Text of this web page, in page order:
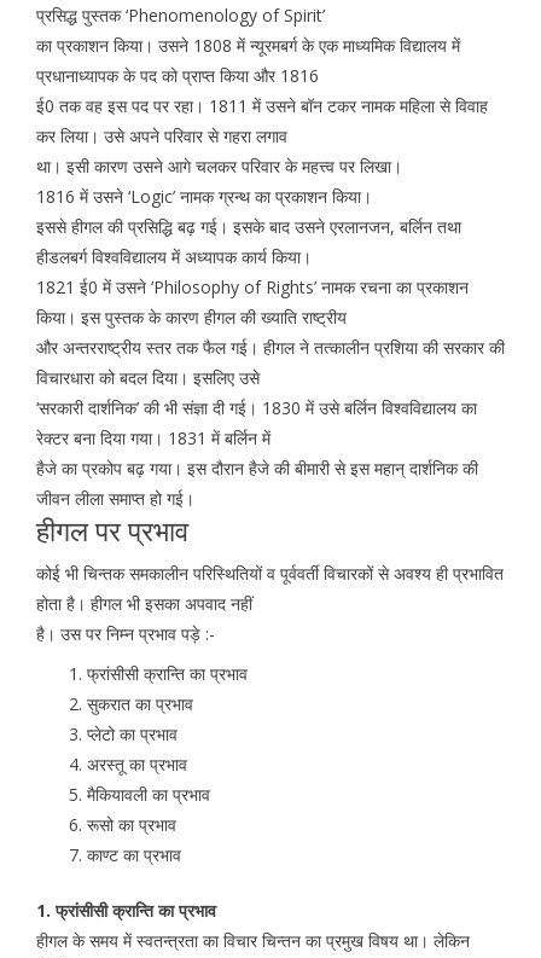
प्रसिद्ध पुस्तक ‘Phenomenology of Spirit’
का प्रकाशन किया। उसने 1808 में न्यूरमबर्ग के एक माध्यमिक विद्यालय में
प्रधानाध्यापक के पद को प्राप्त किया और 1816
ई0 तक वह इस पद पर रहा। 1811 में उसने बॉन टकर नामक महिला से विवाह
कर लिया। उसे अपने परिवार से गहरा लगाव
था। इसी कारण उसने आगे चलकर परिवार के महत्त्व पर लिखा।
1816 में उसने ‘Logic’ नामक ग्रन्थ का प्रकाशन किया।
इससे हीगल की प्रसिद्धि बढ़ गई। इसके बाद उसने एरलानजन, बर्लिन तथा
हीडलबर्ग विश्वविद्यालय में अध्यापक कार्य किया।
1821 ई0 में उसने ‘Philosophy of Rights’ नामक रचना का प्रकाशन
किया। इस पुस्तक के कारण हीगल की ख्याति राष्ट्रीय
और अन्तरराष्ट्रीय स्तर तक फैल गई। हीगल ने तत्कालीन प्रशिया की सरकार की
विचारधारा को बदल दिया। इसलिए उसे
‘सरकारी दार्शनिक’ की भी संज्ञा दी गई। 1830 में उसे बर्लिन विश्वविद्यालय का
रेक्टर बना दिया गया। 1831 में बर्लिन में
हैजे का प्रकोप बढ़ गया। इस दौरान हैजे की बीमारी से इस महान् दार्शनिक की
जीवन लीला समाप्त हो गई।
हीगल पर प्रभाव
कोई भी चिन्तक समकालीन परिस्थितियों व पूर्ववर्ती विचारकों से अवश्य ही प्रभावित
होता है। हीगल भी इसका अपवाद नहीं
है। उस पर निम्न प्रभाव पड़े :-
फ्रांसीसी क्रान्ति का प्रभाव
सुकरात का प्रभाव
प्लेटो का प्रभाव
अरस्तू का प्रभाव
मैकियावली का प्रभाव
रूसो का प्रभाव
काण्ट का प्रभाव
1. फ्रांसीसी क्रान्ति का प्रभाव
हीगल के समय में स्वतन्त्रता का विचार चिन्तन का प्रमुख विषय था। लेकिन